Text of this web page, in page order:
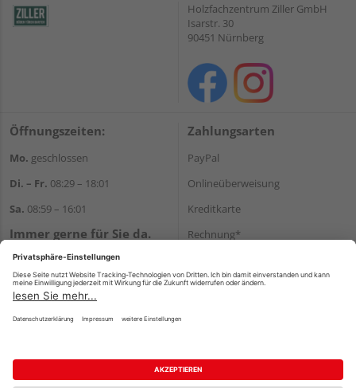
Holzfachzentrum Ziller GmbH
Isarstr. 30
90451 Nürnberg
Öffnungszeiten:
Mo. geschlossen
Di. – Fr. 08:29 – 18:01
Sa. 08:59 – 16:01
Immer gerne für Sie da.
E-Mail:kontakt@holzziller.de
Zahlungsarten
PayPal
Onlineüberweisung
Kreditkarte
Rechnung*
Versand
Impressum AGB Widerruf
Datenschutz
Reservierungsbedingungen
Vertrag widerrufen